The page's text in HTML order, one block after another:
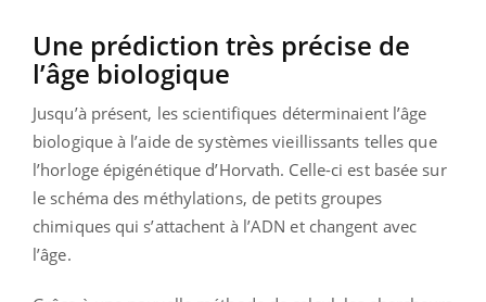
Une prédiction très précise de
l’âge biologique
Jusqu’à présent, les scientifiques déterminaient l’âge
biologique à l’aide de systèmes vieillissants telles que
l’horloge épigénétique d’Horvath. Celle-ci est basée sur
le schéma des méthylations, de petits groupes
chimiques qui s’attachent à l’ADN et changent avec
l’âge.